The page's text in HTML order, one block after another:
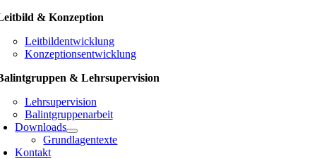
& Konzeption
Leitbildentwicklung
Konzeptionsentwicklung
& Lehrsupervision
Lehrsupervision
Balintgruppenarbeit
Downloads
Grundlagentexte
Kontakt